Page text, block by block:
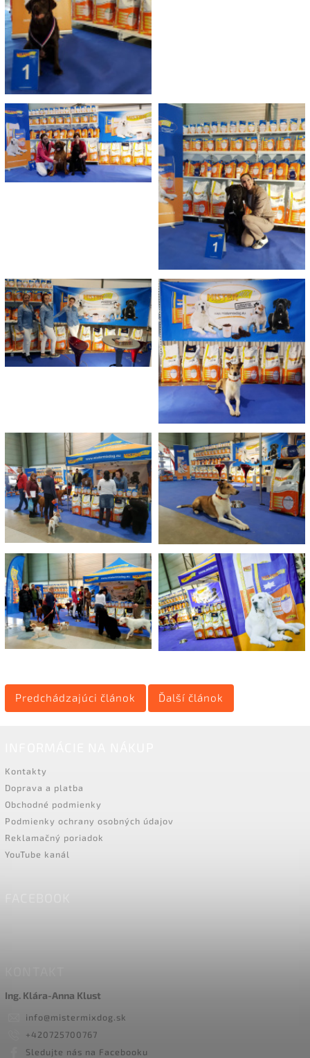
Predchádzajúci článok Ďalší článok
Kontakty
Doprava a platba
Obchodné podmienky
Podmienky ochrany osobných údajov
Reklamačný poriadok
YouTube kanál
Ing. Klára-Anna Klust
info@mistermixdog.sk
+420725700767
Sledujte nás na Facebooku